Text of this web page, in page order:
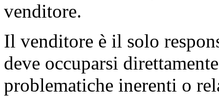
venditore.
Il venditore è il solo
deve occuparsi
problematiche inerenti o